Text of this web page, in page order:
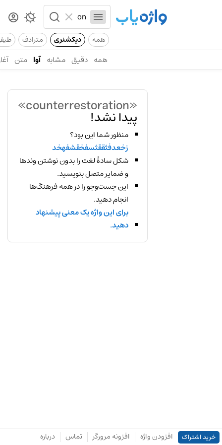
همه دیکشنری مترادف
همه دقیق مشابه آوا متن
«counterrestoration»
پیدا نشد!
منظور شما این بود؟
زخعدفثققثسفخقشفهخد
شکل سادهٔ لغت را بدون نوشتن وندها
و ضمایر متصل بنویسید.
این جست‌وجو را در همه فرهنگ‌ها
انجام دهید.
برای این واژه یک معنی پیشنهاد
دهید.
خرید اشتراک افزودن واژه افزونه مرورگر تماس درباره